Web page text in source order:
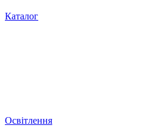
Каталог
Освітлення